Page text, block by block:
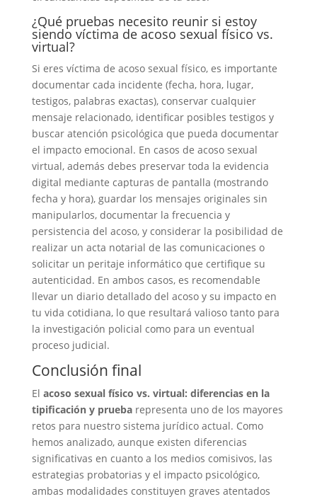
¿Qué pruebas necesito reunir si estoy
siendo víctima de acoso sexual físico vs.
virtual?
Si eres víctima de acoso sexual físico, es importante
documentar cada incidente (fecha, hora, lugar,
testigos, palabras exactas), conservar cualquier
mensaje relacionado, identificar posibles testigos y
buscar atención psicológica que pueda documentar
el impacto emocional. En casos de acoso sexual
virtual, además debes preservar toda la evidencia
digital mediante capturas de pantalla (mostrando
fecha y hora), guardar los mensajes originales sin
manipularlos, documentar la frecuencia y
persistencia del acoso, y considerar la posibilidad de
realizar un acta notarial de las comunicaciones o
solicitar un peritaje informático que certifique su
autenticidad. En ambos casos, es recomendable
llevar un diario detallado del acoso y su impacto en
tu vida cotidiana, lo que resultará valioso tanto para
la investigación policial como para un eventual
proceso judicial.
Conclusión final
El acoso sexual físico vs. virtual: diferencias en la
tipificación y pruebarepresenta uno de los mayores
retos para nuestro sistema jurídico actual. Como
hemos analizado, aunque existen diferencias
significativas en cuanto a los medios comisivos, las
estrategias probatorias y el impacto psicológico,
ambas modalidades constituyen graves atentados